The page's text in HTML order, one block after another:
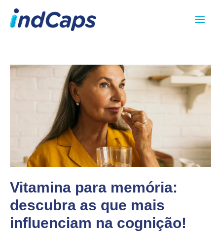
para
Vitamina para memória:
descubra as que mais
influenciam na cognição!